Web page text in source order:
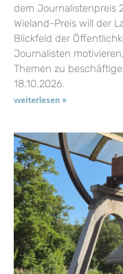
dem Journalistenpreis
Wieland-Preis will der
Blickfeld der
Journalisten
Themen zu
18.10.2026.
weiterlesen »